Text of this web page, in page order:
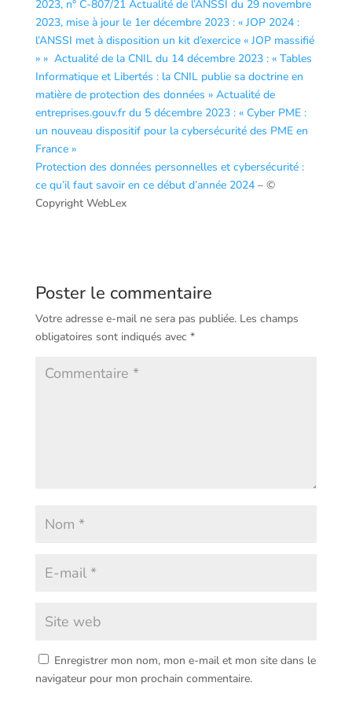
2023, n° C-807/21 Actualité de l’ANSSI du 29 novembre
2023, mise à jour le 1er décembre 2023 : « JOP 2024 :
l’ANSSI met à disposition un kit d’exercice « JOP massifié
» » Actualité de la CNIL du 14 décembre 2023 : « Tables
Informatique et Libertés : la CNIL publie sa doctrine en
matière de protection des données » Actualité de
entreprises.gouv.fr du 5 décembre 2023 : « Cyber PME :
un nouveau dispositif pour la cybersécurité des PME en
France »
Protection des données personnelles et cybersécurité :
ce qu’il faut savoir en ce début d’année 2024– ©
Copyright WebLex
Poster le commentaire
Votre adresse e-mail ne sera pas publiée. Les champs
obligatoires sont indiqués avec *
Enregistrer mon nom, mon e-mail et mon site dans le
navigateur pour mon prochain commentaire.